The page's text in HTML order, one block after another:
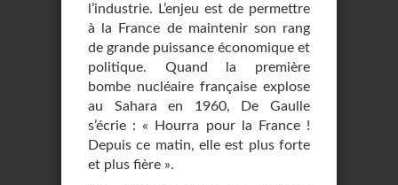
l’industrie. L’enjeu est de permettre
à la France de maintenir son rang
de grande puissance économique et
politique. Quand la première
bombe nucléaire française explose
au Sahara en 1960, De Gaulle
s’écrie : « Hourra pour la France !
Depuis ce matin, elle est plus forte
et plus fière ».